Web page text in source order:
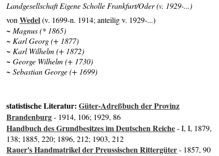
Landgesellschaft Eigene Scholle Frankfurt/Oder (v. 1929-...)
vonWedel(v. 1699-n. 1914; anteilig v. 1929-...)
~ Magnus (* 1865)
~ Karl Georg (+ 1877)
~ Karl Wilhelm (+ 1872)
~ George Wilhelm (+ 1730)
~ Sebastian George (+ 1699)
statistische Literatur:Güter-Adreßbuch der Provinz
Brandenburg- 1914, 106; 1929, 86
Handbuch des Grundbesitzes im Deutschen Reiche- I, I, 1879,
138; 1885, 220; 1896, 212; 1903, 212
Rauer's Handmatrikel der Preussischen Rittergüter- 1857, 90